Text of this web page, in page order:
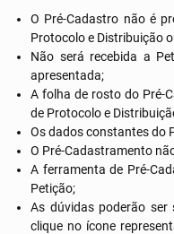
O Pré-Cadastro não é
Protocolo e Distribuição
Não será recebida a
apresentada;
A folha de rosto do Pré-
de Protocolo e
Os dados constantes do
O Pré-Cadastramento
A ferramenta de Pré-
Petição;
As dúvidas poderão
clique no ícone